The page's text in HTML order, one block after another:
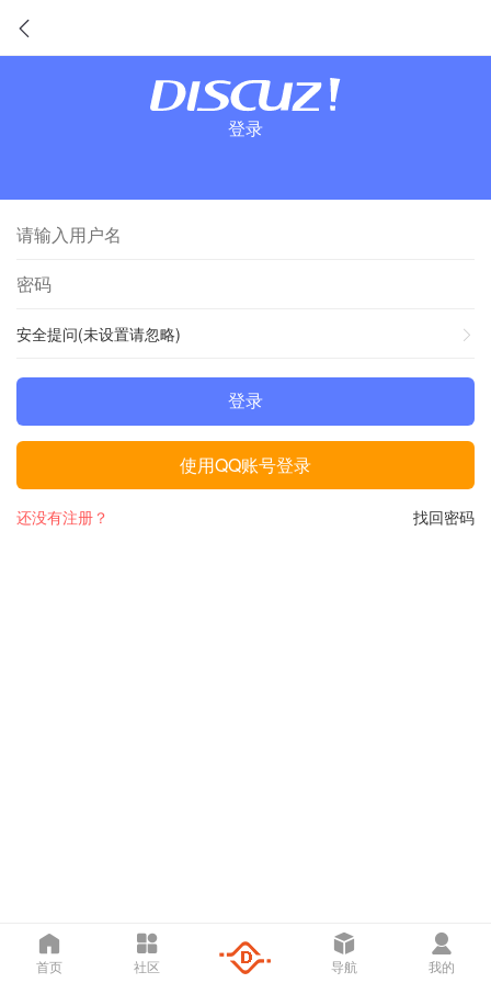
登录
安全提问(未设置请忽略)
登录
使用QQ账号登录
找回密码
还没有注册？
首页 社区 导航 我的